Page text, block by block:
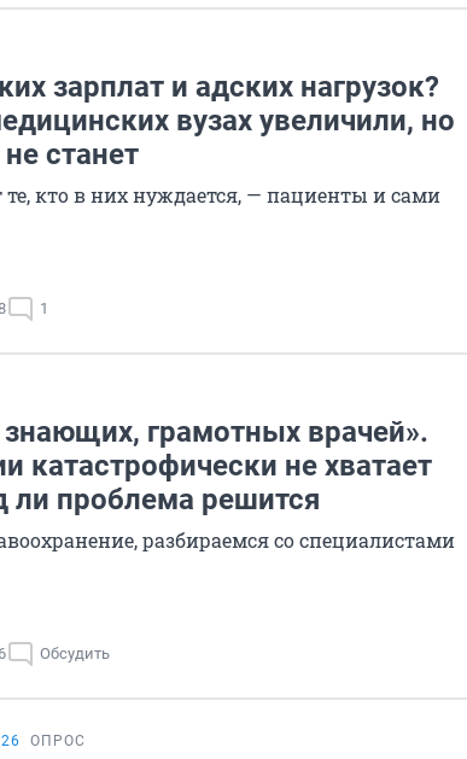
зарплат и адских нагрузок?
вузах увеличили, но
станет
кто в них нуждается, — пациенты и сами
1
знающих, грамотных врачей».
катастрофически не хватает
ли проблема решится
разбираемся со специалистами
Обсудить
ОПРОС